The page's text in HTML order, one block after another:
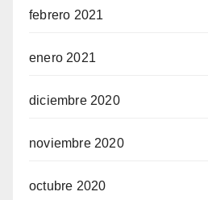
febrero 2021
enero 2021
diciembre 2020
noviembre 2020
octubre 2020